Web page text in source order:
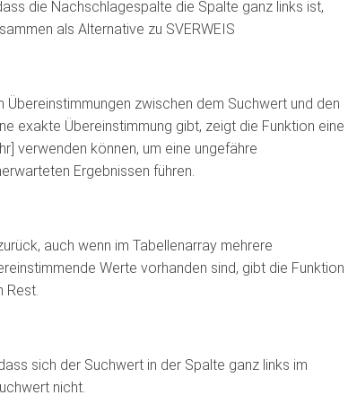
die Nachschlagespalte die Spalte ganz links ist,
als Alternative zu SVERWEIS
zwischen dem Suchwert und den
exakte Übereinstimmung gibt, zeigt die Funktion eine
verwenden können, um eine ungefähre
Ergebnissen führen.
auch wenn im Tabellenarray mehrere
Werte vorhanden sind, gibt die Funktion
Rest.
sich der Suchwert in der Spalte ganz links im
nicht.